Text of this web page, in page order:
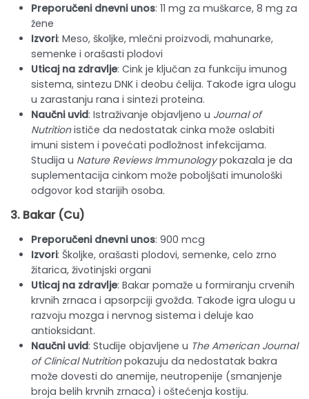
Preporučeni dnevni unos: 11 mg za muškarce, 8 mg za
žene
Izvori: Meso, školjke, mlečni proizvodi, mahunarke,
semenke i orašasti plodovi
Uticaj na zdravlje: Cink je ključan za funkciju imunog
sistema, sintezu DNK i deobu ćelija. Takođe igra ulogu
u zarastanju rana i sintezi proteina.
Naučni uvid: Istraživanje objavljeno u Journal of
Nutritionističe da nedostatak cinka može oslabiti
imuni sistem i povećati podložnost infekcijama.
Studija u Nature Reviews Immunologypokazala je da
suplementacija cinkom može poboljšati imunološki
odgovor kod starijih osoba.
3. Bakar(Cu)
Preporučeni dnevni unos: 900 mcg
Izvori: Školjke, orašasti plodovi, semenke, celo zrno
žitarica, životinjski organi
Uticaj na zdravlje: Bakar pomaže u formiranju crvenih
krvnih zrnaca i apsorpciji gvožđa. Takođe igra ulogu u
razvoju mozga i nervnog sistema i deluje kao
antioksidant.
Naučni uvid: Studije objavljene u The American Journal
of Clinical Nutritionpokazuju da nedostatak bakra
može dovesti do anemije, neutropenije (smanjenje
broja belih krvnih zrnaca) i oštećenja kostiju.